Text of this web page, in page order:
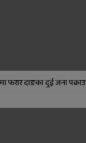
फरार दाङका दुई जना पक्राउ